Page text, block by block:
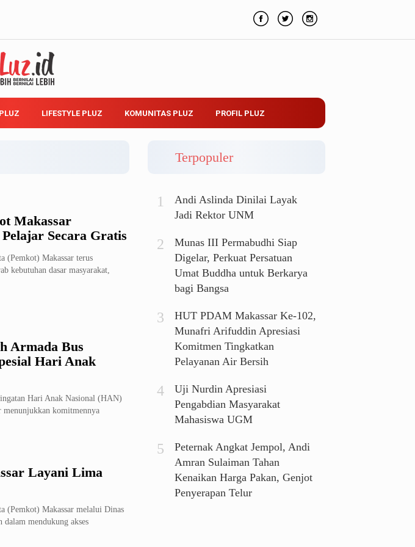
LIFESTYLE PLUZ KOMUNITAS PLUZ PROFIL PLUZ
Makassar
Secara Gratis
Makassar terus
kebutuhan dasar masyarakat,
Armada Bus
Hari Anak
Hari Anak Nasional (HAN)
menunjukkan komitmennya
Layani Lima
Makassar melalui Dinas
mendukung akses
Terpopuler
Andi Aslinda Dinilai Layak
Jadi Rektor UNM
Munas III Permabudhi Siap
Digelar, Perkuat Persatuan
Umat Buddha untuk Berkarya
bagi Bangsa
HUT PDAM Makassar Ke-102,
Munafri Arifuddin Apresiasi
Komitmen Tingkatkan
Pelayanan Air Bersih
Uji Nurdin Apresiasi
Pengabdian Masyarakat
Mahasiswa UGM
Peternak Angkat Jempol, Andi
Amran Sulaiman Tahan
Kenaikan Harga Pakan, Genjot
Penyerapan Telur